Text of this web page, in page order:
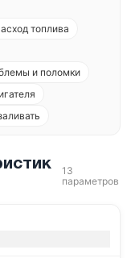
топлива
и поломки
13
параметров